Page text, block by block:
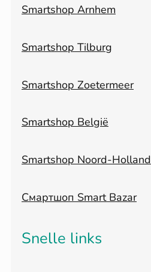
Smartshop Arnhem
Smartshop Tilburg
Smartshop Zoetermeer
Smartshop België
Smartshop Noord-Holland
Смартшоп Smart Bazar
Snelle links